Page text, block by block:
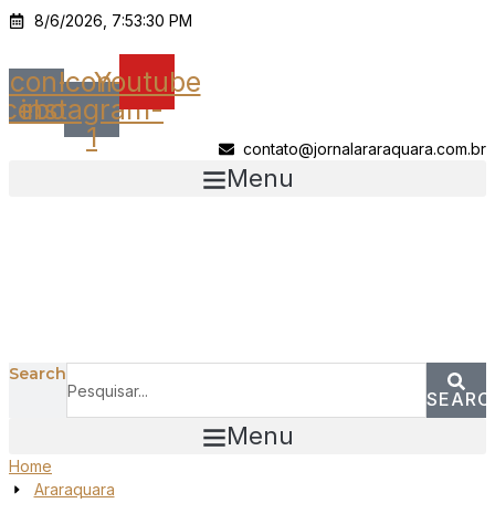
Ir
o
conteúdo
8/6/2026, 7:53:30 PM
Icon-Icon-
instagram-
1
Youtube
contato@jornalararaquara.com.br
Menu
Search
Menu
Home
Araraquara